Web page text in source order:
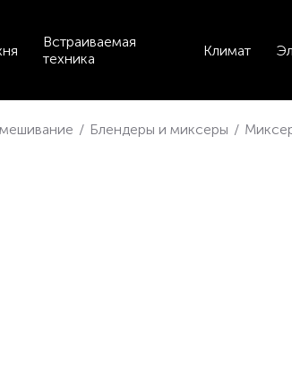
Встраиваемая
техника
Климат
/ Блендеры и миксеры /